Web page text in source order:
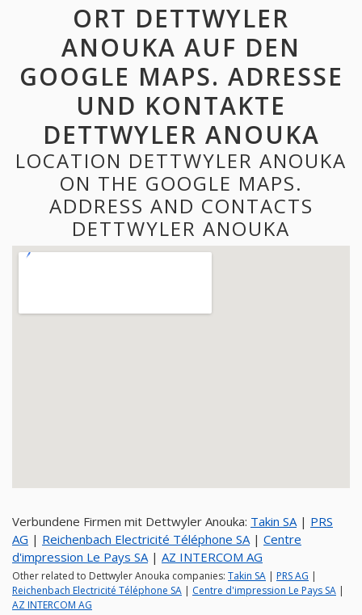
ORT DETTWYLER
ANOUKA AUF DEN
GOOGLE MAPS. ADRESSE
UND KONTAKTE
DETTWYLER ANOUKA
LOCATION DETTWYLER ANOUKA
ON THE GOOGLE MAPS.
ADDRESS AND CONTACTS
DETTWYLER ANOUKA
Verbundene Firmen mit Dettwyler Anouka: Takin SA | PRS
AG | Reichenbach Electricité Téléphone SA | Centre
d'impression Le Pays SA | AZ INTERCOM AG
Other related to Dettwyler Anouka companies: Takin SA | PRS AG |
Reichenbach Electricité Téléphone SA | Centre d'impression Le Pays SA |
AZ INTERCOM AG